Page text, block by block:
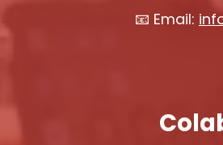
📧 Email: